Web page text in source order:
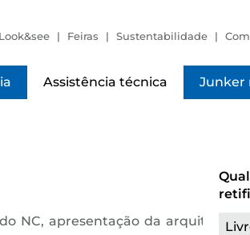
Look&see Feiras Sustentabilidade
Assistência técnica Junker
NC, apresentação da arquitetura